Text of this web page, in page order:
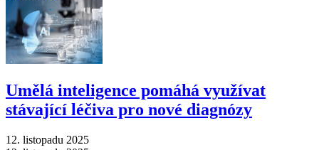
Umělá inteligence pomáhá využívat
stávající léčiva pro nové diagnózy
12. listopadu 2025